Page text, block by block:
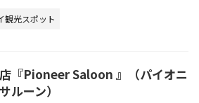
観光スポット
『Pioneer Saloon 』（パイオニ
ルーン）